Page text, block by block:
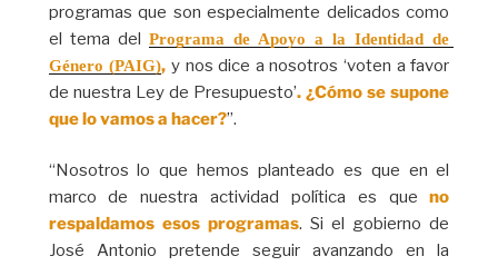
programas que son especialmente delicados como
el tema del Programa de Apoyo a la Identidad de
Género (PAIG), y nos dice a nosotros ‘voten a favor
de nuestra Ley de Presupuesto’. ¿Cómo se supone
que lo vamos a hacer?”.
“Nosotros lo que hemos planteado es que en el
marco de nuestra actividad política es queno
respaldamos esos programas. Si el gobierno de
José Antonio pretende seguir avanzando en la